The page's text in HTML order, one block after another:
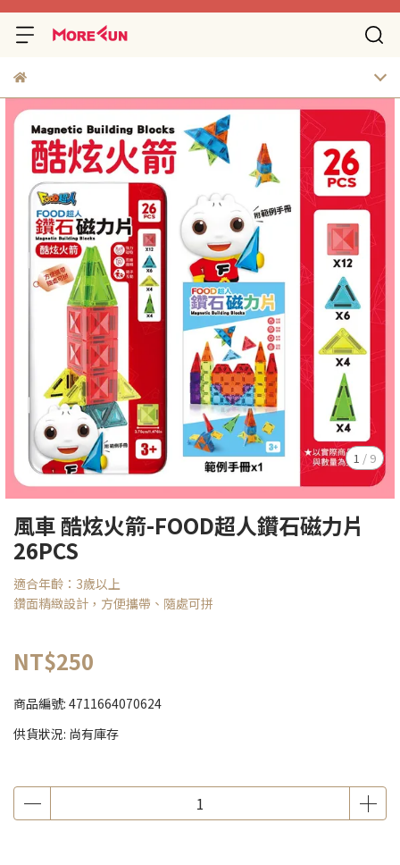
1 / 9
風車 酷炫火箭-FOOD超人鑽石磁力片
26PCS
適合年齡：3歲以上
鑽面精緻設計，方便攜帶、隨處可拼
NT$250
商品編號: 4711664070624
供貨狀況: 尚有庫存